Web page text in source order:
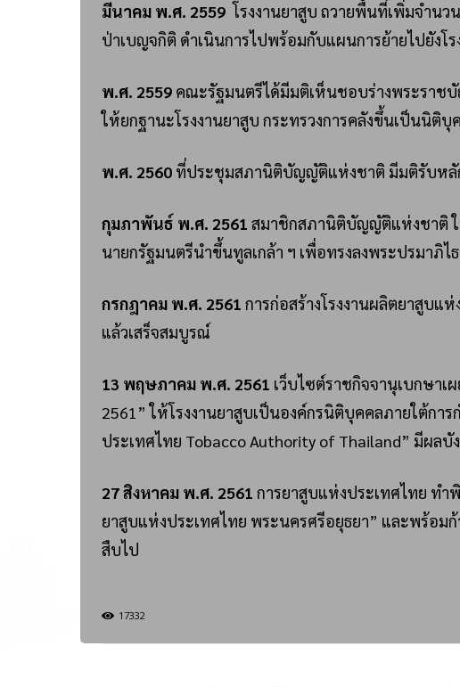
มีนาคม พ.ศ. 2559 โรงงานยาสูบ ถวายพื้นที่เพิ่มจำนว
ป่าเบญจกิติ ดำเนินการไปพร้อมกับแผนการย้ายไปยังโ
พ.ศ. 2559 คณะรัฐมนตรีได้มีมติเห็นชอบร่างพระราช
ให้ยกฐานะโรงงานยาสูบ กระทรวงการคลังขึ้นเป็นนิติ
พ.ศ. 2560 ที่ประชุมสภานิติบัญญัติแห่งชาติ มีมติรับหลั
กุมภาพันธ์ พ.ศ. 2561 สมาชิกสภานิติบัญญัติแห่งชาติ
นายกรัฐมนตรีนำขึ้นทูลเกล้า ฯ เพื่อทรงลงพระปรมาภิไ
กรกฎาคม พ.ศ. 2561 การก่อสร้างโรงงานผลิตยาสูบแ
แล้วเสร็จสมบูรณ์
13 พฤษภาคม พ.ศ. 2561 เว็บไซต์ราชกิจจานุเบกษา
2561” ให้โรงงานยาสูบเป็นองค์กรนิติบุคคลภายใต้กา
ประเทศไทย Tobacco Authority of Thailand” มีผล
27 สิงหาคม พ.ศ. 2561 การยาสูบแห่งประเทศไทย ทำ
ยาสูบแห่งประเทศไทย พระนครศรีอยุธยา” และพร้อม
สืบไป
17332